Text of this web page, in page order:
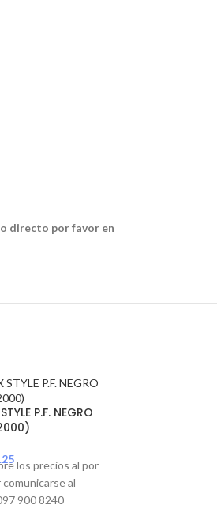
directo por favor en
P.F. NEGRO
los precios al por
al
900 8240